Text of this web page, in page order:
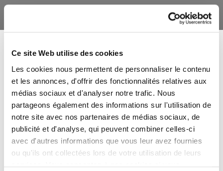
Ce site Web utilise des cookies
Les cookies nous permettent de personnaliser le contenu
et les annonces, d'offrir des fonctionnalités relatives aux
médias sociaux et d'analyser notre trafic. Nous
partageons également des informations sur l'utilisation de
notre site avec nos partenaires de médias sociaux, de
publicité et d'analyse, qui peuvent combiner celles-ci
avec d'autres informations que vous leur avez fournies
ou qu'ils ont collectées lors de votre utilisation de leurs